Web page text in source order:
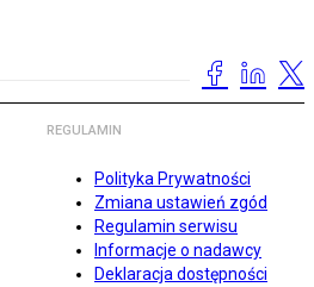
REGULAMIN
Polityka Prywatności
Zmiana ustawień zgód
Regulamin serwisu
Informacje o nadawcy
Deklaracja dostępności